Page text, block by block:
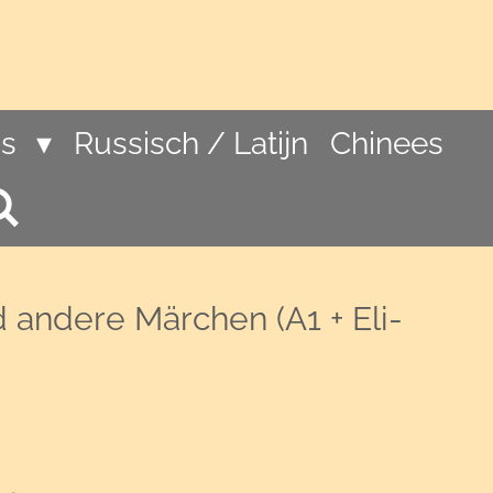
Russisch / Latijn Chinees
Märchen (A1 + Eli-